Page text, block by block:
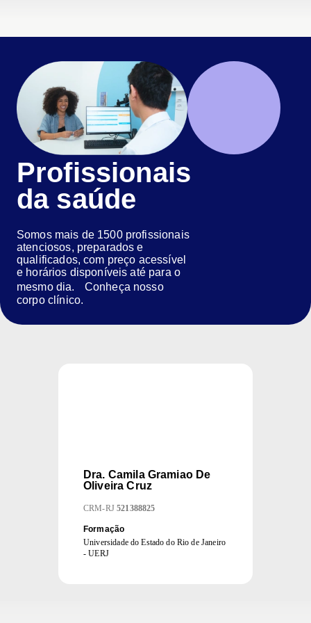
Profissionais
da saúde
Somos mais de 1500 profissionais
atenciosos, preparados e
qualificados, com preço acessível
e horários disponíveis até para o
mesmo dia. Conheça nosso
corpo clínico.
Dra. Camila Gramiao De
Oliveira Cruz
CRM-RJ 521388825
Formação
Universidade do Estado do Rio de Janeiro
- UERJ